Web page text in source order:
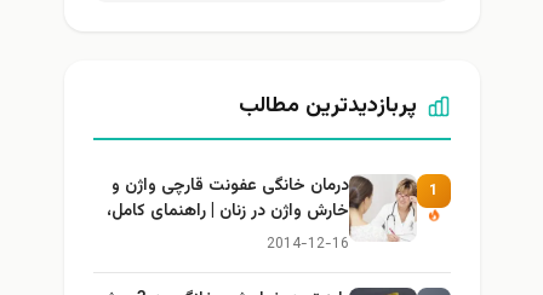
پربازدیدترین مطالب
1
درمان خانگی عفونت قارچی واژن و
خارش واژن در زنان | راهنمای کامل،
ایمن و کاربردی
2014-12-16